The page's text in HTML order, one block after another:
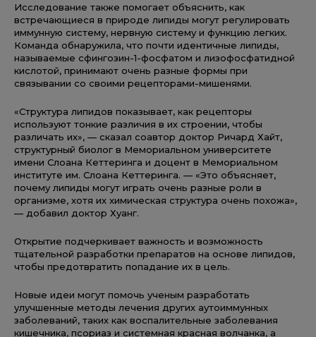
Исследование также помогает объяснить, как
встречающиеся в природе липиды могут регулировать
иммунную систему, нервную систему и функцию легких.
Команда обнаружила, что почти идентичные липиды,
называемые сфингозин-1-фосфатом и лизофосфатидной
кислотой, принимают очень разные формы при
связывании со своими рецепторами-мишенями.
«Структура липидов показывает, как рецепторы
используют тонкие различия в их строении, чтобы
различать их», — сказал соавтор доктор Ричард Хайт,
структурный биолог в Мемориальном университете
имени Слоана Кеттеринга и доцент в Мемориальном
институте им. Слоана Кеттеринга. — «Это объясняет,
почему липиды могут играть очень разные роли в
организме, хотя их химическая структура очень похожа»,
— добавил доктор Хуанг.
Открытие подчеркивает важность и возможность
тщательной разработки препаратов на основе липидов,
чтобы предотвратить попадание их в цель.
Новые идеи могут помочь ученым разработать
улучшенные методы лечения других аутоиммунных
заболеваний, таких как воспалительные заболевания
кишечника, псориаз и системная красная волчанка, а